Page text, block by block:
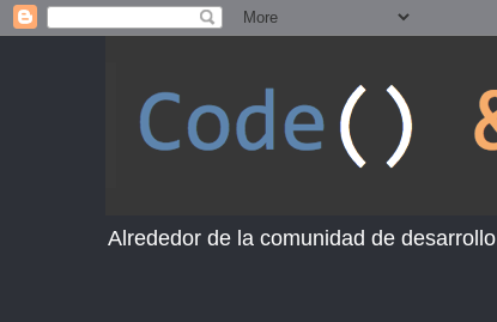
Alrededor de la comunidad de